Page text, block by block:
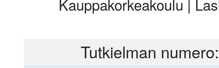
Kauppakorkeakoulu |
Tutkielman